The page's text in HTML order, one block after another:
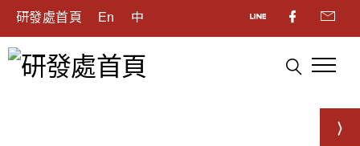
研發處首頁 En 中